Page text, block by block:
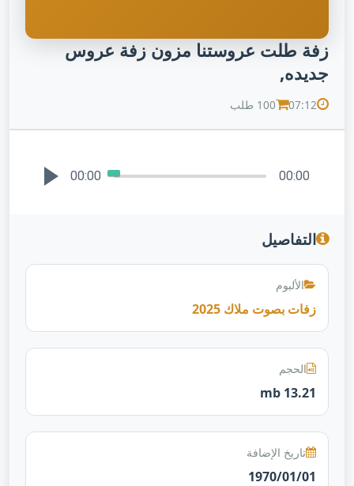
زفة طلت عروستنا مزون زفة عروس
جديده,
07:12 100 طلب
00:00 00:00
التفاصيل
الألبوم
زفات بصوت ملاك 2025
الحجم
13.21 mb
تاريخ الإضافة
1970/01/01